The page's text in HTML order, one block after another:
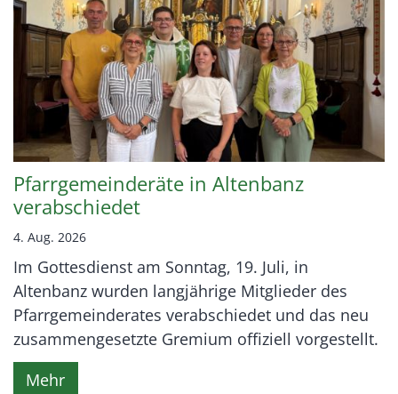
Pfarrgemeinderäte in Altenbanz
verabschiedet
4. Aug. 2026
Im Gottesdienst am Sonntag, 19. Juli, in
Altenbanz wurden langjährige Mitglieder des
Pfarrgemeinderates verabschiedet und das neu
zusammengesetzte Gremium offiziell vorgestellt.
Mehr